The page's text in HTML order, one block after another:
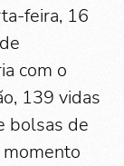
feira, 16
com o
139 vidas
bolsas de
momento